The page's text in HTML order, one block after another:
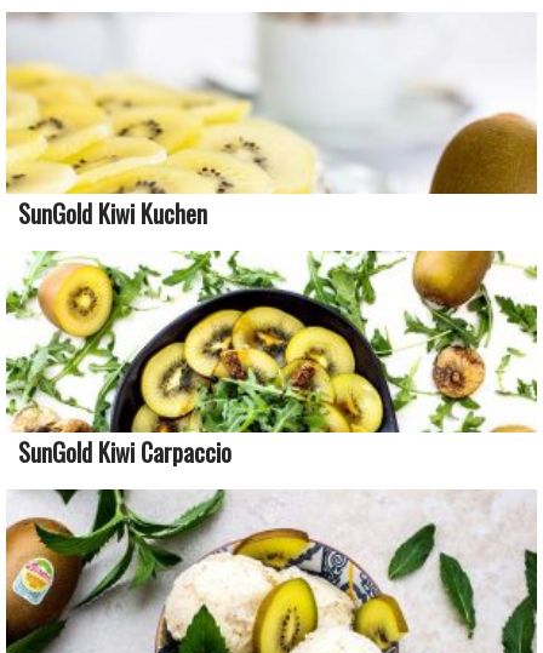
SunGold Kiwi Kuchen
SunGold Kiwi Carpaccio